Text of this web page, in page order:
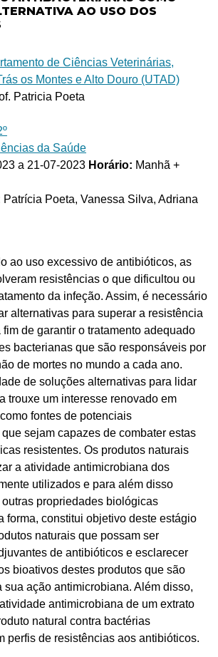
AO USO DOS
de Ciências Veterinárias,
os Montes e Alto Douro (UTAD)
Patricia Poeta
da Saúde
a 21-07-2023 Horário: Manhã +
Patrícia Poeta, Vanessa Silva, Adriana
ao uso excessivo de antibióticos, as
resistências o que dificultou ou
da infeção. Assim, é necessário
alternativas para superar a resistência
de garantir o tratamento adequado
bacterianas que são responsáveis por
de mortes no mundo a cada ano.
de soluções alternativas para lidar
trouxe um interesse renovado em
fontes de potenciais
sejam capazes de combater estas
resistentes. Os produtos naturais
a atividade antimicrobiana dos
utilizados e para além disso
propriedades biológicas
forma, constitui objetivo deste estágio
naturais que possam ser
de antibióticos e esclarecer
bioativos destes produtos que são
sua ação antimicrobiana. Além disso,
antimicrobiana de um extrato
natural contra bactérias
perfis de resistências aos antibióticos.